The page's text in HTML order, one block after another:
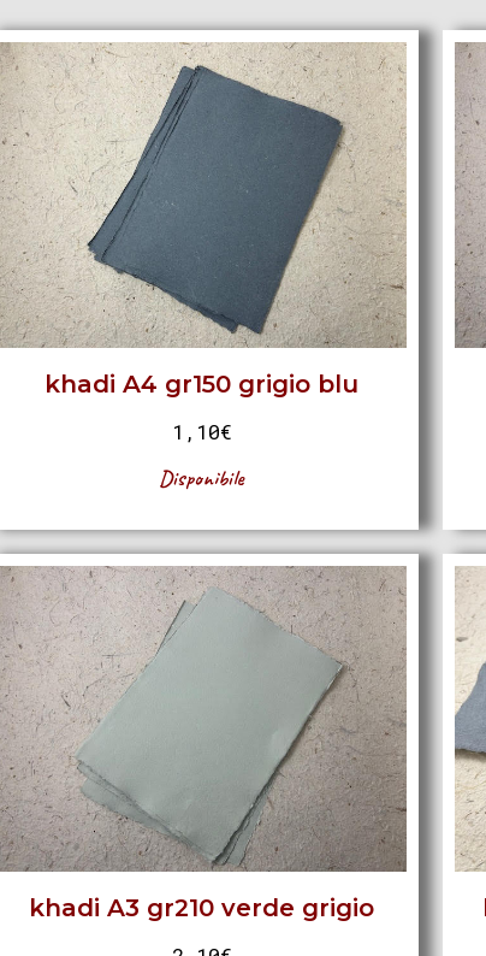
khadi A4 gr150 grigio blu
1,10€
Disponibile
khadi A3 gr210 verde grigio